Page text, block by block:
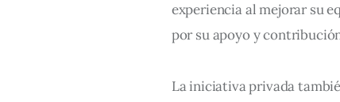
experiencia al mejorar su
por su apoyo y
La iniciativa privada